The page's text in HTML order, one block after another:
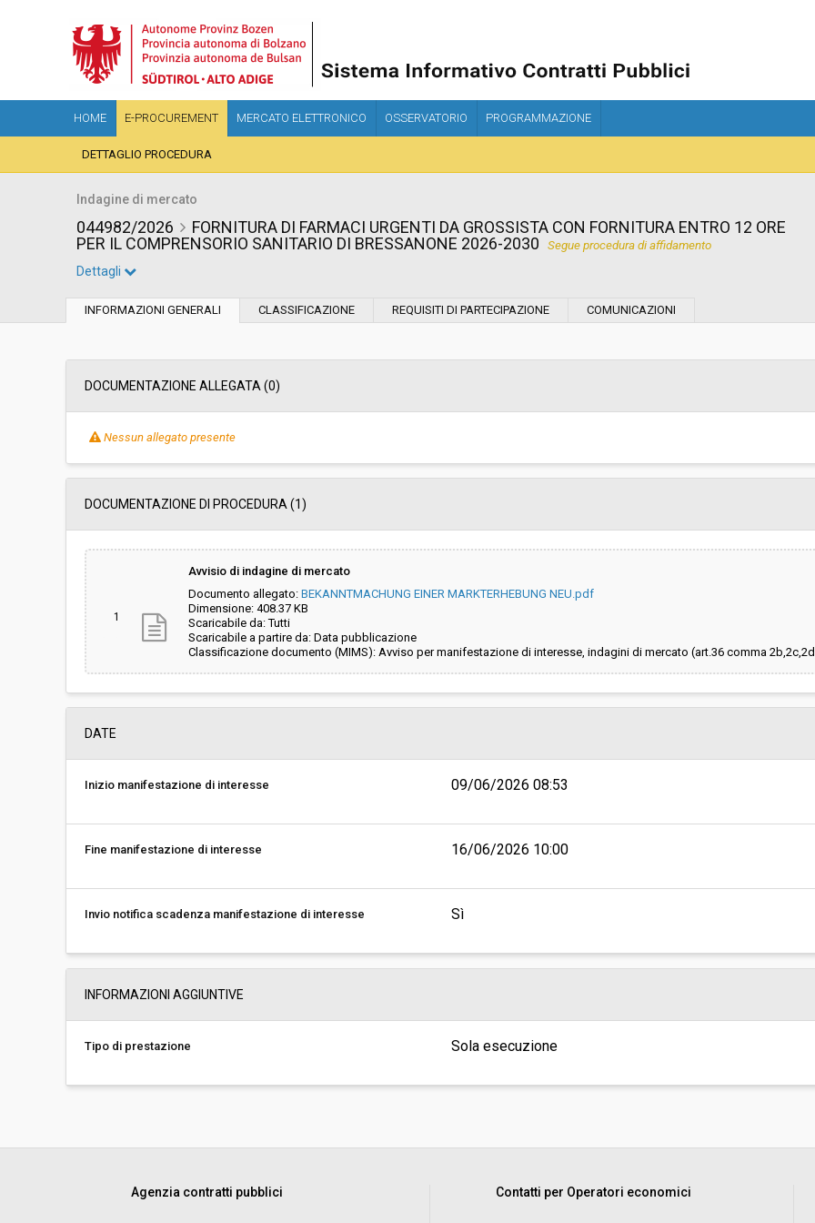
HOME E-PROCUREMENT MERCATO ELETTRONICO OSSERVATORIO PROGRAMMAZIONE
DETTAGLIO PROCEDURA
Indagine di mercato
044982/2026
FORNITURA DI FARMACI URGENTI DA GROSSISTA CON FORNITURA ENTRO 12 ORE
PER IL COMPRENSORIO SANITARIO DI BRESSANONE 2026-2030
Segue procedura di affidamento
Svolgimento:
Importo a base di gara soggetto a
ribasso:
Costi di sicurezza non soggetti a
- Responsabile unico di progetto:
Dettagli
INFORMAZIONI GENERALI CLASSIFICAZIONE REQUISITI DI PARTECIPAZIONE COMUNICAZIONI
DOCUMENTAZIONE ALLEGATA (0)
Nessun allegato presente
DOCUMENTAZIONE DI PROCEDURA (1)
1
Avvisio di indagine di mercato
Documento allegato: BEKANNTMACHUNG EINER MARKTERHEBUNG NEU.pdf
Dimensione: 408.37 KB
Scaricabile da: Tutti
Scaricabile a partire da: Data pubblicazione
Classificazione documento (MIMS): Avviso per manifestazione di interesse, indagini di mercato (art.36 comma
DATE
Inizio manifestazione di interesse 09/06/2026 08:53
Fine manifestazione di interesse 16/06/2026 10:00
Invio notifica scadenza manifestazione di interesse Sì
INFORMAZIONI AGGIUNTIVE
Tipo di prestazione Sola esecuzione
Agenzia contratti pubblici Contatti per Operatori economici